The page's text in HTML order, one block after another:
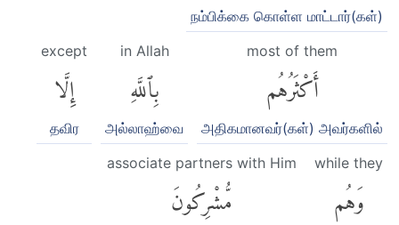
நம்பிக்கை கொள்ள மாட்டார்(கள்)
most of them
أَكْثَرُهُم
அதிகமானவர்(கள்) அவர்களில்
in Allah
بِٱللَّهِ
அல்லாஹ்வை
except
إِلَّا
தவிர
while they
وَهُم
associate partners with Him
مُّشْرِكُونَ